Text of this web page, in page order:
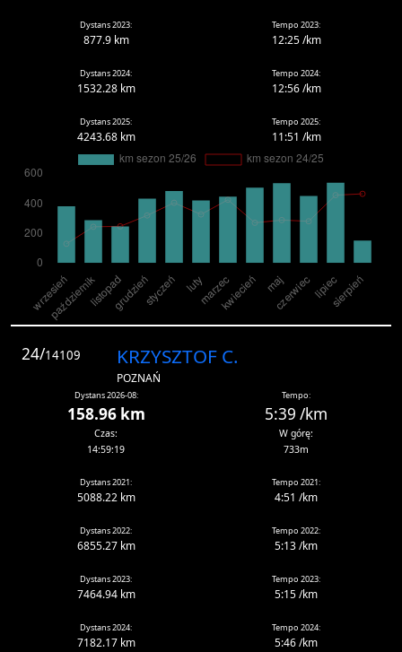
Dystans 2023:
877.9 km
Tempo 2023:
12:25 /km
Dystans 2024:
1532.28 km
Tempo 2024:
12:56 /km
Dystans 2025:
4243.68 km
Tempo 2025:
11:51 /km
24/14109 KRZYSZTOF C.
POZNAŃ
Dystans 2026-08:
158.96 km
Tempo:
5:39 /km
Czas:
14:59:19
W górę:
733m
Dystans 2021:
5088.22 km
Tempo 2021:
4:51 /km
Dystans 2022:
6855.27 km
Tempo 2022:
5:13 /km
Dystans 2023:
7464.94 km
Tempo 2023:
5:15 /km
Dystans 2024:
7182.17 km
Tempo 2024:
5:46 /km